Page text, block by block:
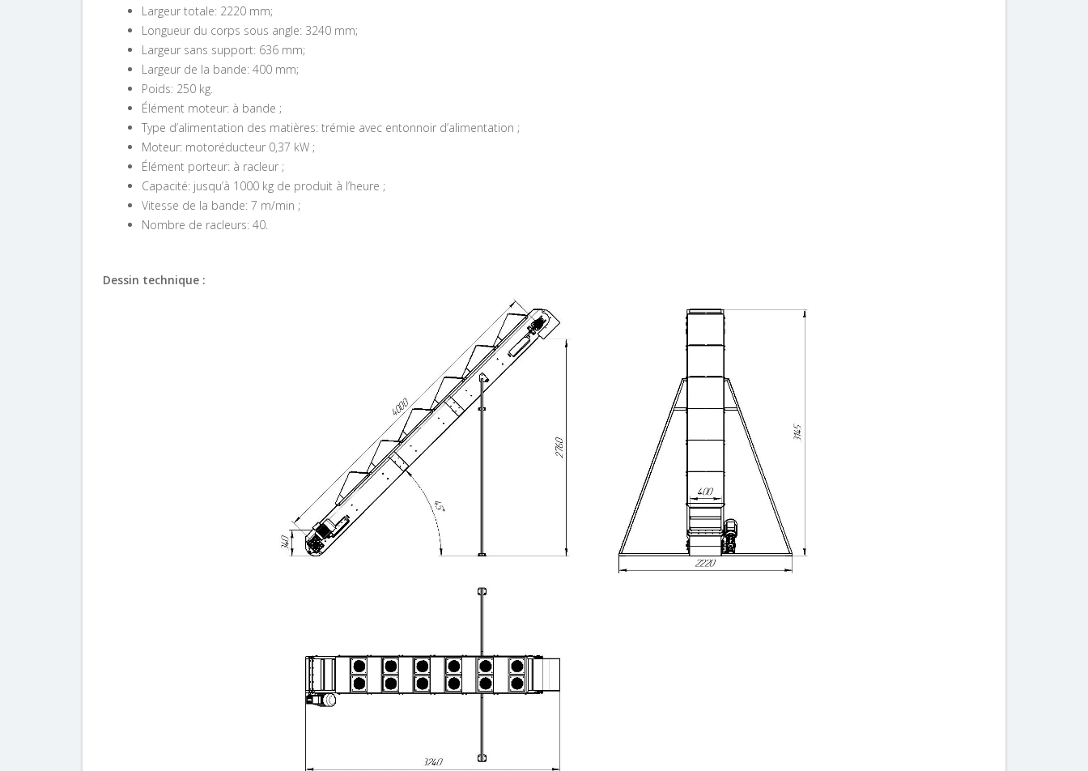
Largeur totale: 2220 mm;
Longueur du corps sous angle: 3240 mm;
Largeur sans support: 636 mm;
Largeur de la bande: 400 mm;
Poids: 250 kg.
Élément moteur: à bande ;
Type d’alimentation des matières: trémie avec entonnoir d’alimentation ;
Moteur: motoréducteur 0,37 kW ;
Élément porteur: à racleur ;
Capacité: jusqu’à 1000 kg de produit à l’heure ;
Vitesse de la bande: 7 m/min ;
Nombre de racleurs: 40.
Dessin technique :